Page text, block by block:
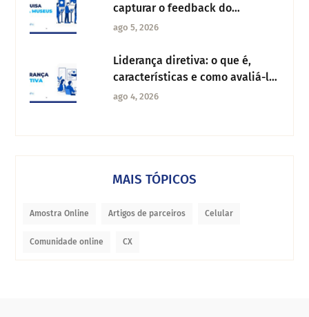
capturar o feedback do
visitante e melhorar a
ago 5, 2026
Liderança diretiva: o que é,
características e como avaliá-la
na sua organização
ago 4, 2026
MAIS TÓPICOS
Amostra Online Artigos de parceiros Celular
Comunidade online CX